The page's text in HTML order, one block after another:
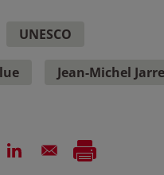
UNESCO
Jean-Michel Jarre